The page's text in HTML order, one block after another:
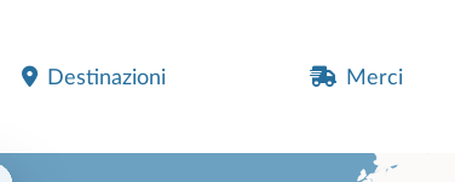
Destinazioni Merci